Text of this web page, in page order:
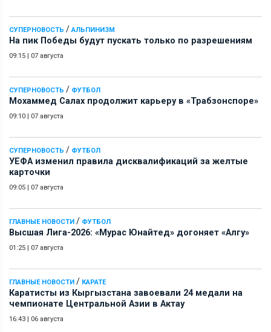
СУПЕРНОВОСТЬ / АЛЬПИНИЗМ
На пик Победы будут пускать только по разрешениям
09:15 | 07 августа
СУПЕРНОВОСТЬ / ФУТБОЛ
Мохаммед Салах продолжит карьеру в «Трабзонспоре»
09:10 | 07 августа
СУПЕРНОВОСТЬ / ФУТБОЛ
УЕФА изменил правила дисквалификаций за желтые
карточки
09:05 | 07 августа
ГЛАВНЫЕ НОВОСТИ / ФУТБОЛ
Высшая Лига-2026: «Мурас Юнайтед» догоняет «Алгу»
01:25 | 07 августа
ГЛАВНЫЕ НОВОСТИ / КАРАТЕ
Каратисты из Кыргызстана завоевали 24 медали на
чемпионате Центральной Азии в Актау
16:43 | 06 августа